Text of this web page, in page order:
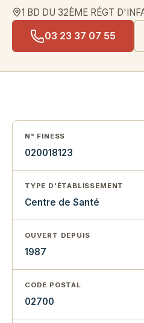
1 BD DU 32ÈME RÉGT
03 23 37 07 55
N° FINESS
020018123
TYPE D'ÉTABLISSEMENT
Centre de Santé
OUVERT DEPUIS
1987
CODE POSTAL
02700